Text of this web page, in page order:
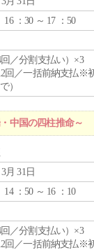
16 ：30 ～ 17 ：50
回／分割支払い）×3
回／一括前納支払※
）
中国の四柱推命～
月 31日
14 ：50 ～ 16 ：10
回／分割支払い）×3
回／一括前納支払※